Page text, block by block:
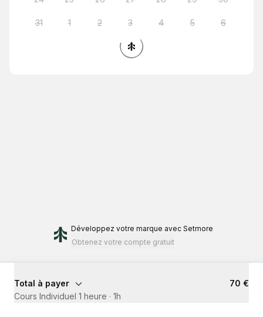
31 1 2 3 4 5 6
Développez votre marque avec Setmore
Obtenez votre compte gratuit
Total à payer
70 €
Cours Individuel 1 heure · 1h